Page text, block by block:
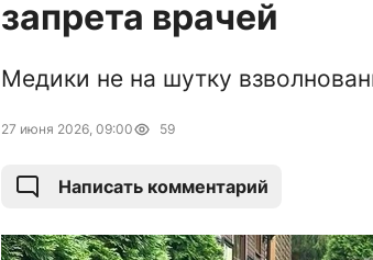
запрета врачей
Медики не на шутку
27 июня 2026, 09:00 59
Написать комментарий